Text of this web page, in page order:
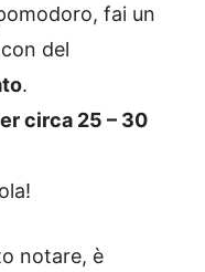
fai un
del
.
circa 25 – 30
notare, è